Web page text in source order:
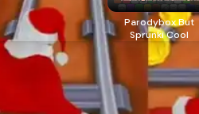
Parodybox But
Sprunki Cool